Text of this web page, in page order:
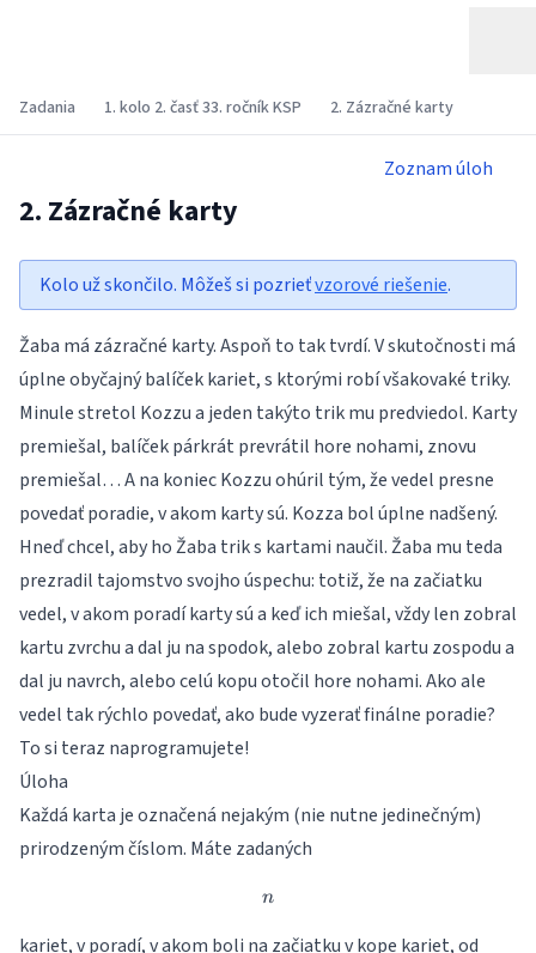
Zadania 1. kolo 2. časť 33. ročník KSP 2. Zázračné karty
Zoznam úloh
2. Zázračné karty
Kolo už skončilo. Môžeš si pozrieťvzorové riešenie.
Žaba má zázračné karty. Aspoň to tak tvrdí. V skutočnosti má
úplne obyčajný balíček kariet, s ktorými robí všakovaké triky.
Minule stretol Kozzu a jeden takýto trik mu predviedol. Karty
premiešal, balíček párkrát prevrátil hore nohami, znovu
premiešal… A na koniec Kozzu ohúril tým, že vedel presne
povedať poradie, v akom karty sú. Kozza bol úplne nadšený.
Hneď chcel, aby ho Žaba trik s kartami naučil. Žaba mu teda
prezradil tajomstvo svojho úspechu: totiž, že na začiatku
vedel, v akom poradí karty sú a keď ich miešal, vždy len zobral
kartu zvrchu a dal ju na spodok, alebo zobral kartu zospodu a
dal ju navrch, alebo celú kopu otočil hore nohami. Ako ale
vedel tak rýchlo povedať, ako bude vyzerať finálne poradie?
To si teraz naprogramujete!
Úloha
Každá karta je označená nejakým (nie nutne jedinečným)
prirodzeným číslom. Máte zadaných
n
n
kariet, v poradí, v akom boli na začiatku v kope kariet, od